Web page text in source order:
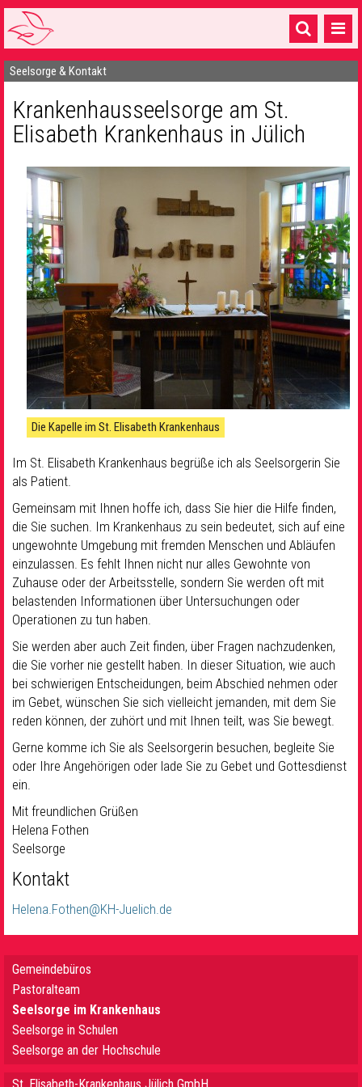
Startseite
1 Pfarrei
16 Gemeinden & mehr
Gottesdienste & Sinnsuche
Sakramente & Feste
Gemeinschaft & Soziales
Musik& Kultur
Seelsorge & Kontakt
Seelsorge & Kontakt
Krankenhausseelsorge am St.
Elisabeth Krankenhaus in Jülich
Die Kapelle im St. Elisabeth Krankenhaus
Im St. Elisabeth Krankenhaus begrüße ich als Seelsorgerin Sie
als Patient.
Gemeinsam mit Ihnen hoffe ich, dass Sie hier die Hilfe finden,
die Sie suchen. Im Krankenhaus zu sein bedeutet, sich auf eine
ungewohnte Umgebung mit fremden Menschen und Abläufen
einzulassen. Es fehlt Ihnen nicht nur alles Gewohnte von
Zuhause oder der Arbeitsstelle, sondern Sie werden oft mit
belastenden Informationen über Untersuchungen oder
Operationen zu tun haben.
Sie werden aber auch Zeit finden, über Fragen nachzudenken,
die Sie vorher nie gestellt haben. In dieser Situation, wie auch
bei schwierigen Entscheidungen, beim Abschied nehmen oder
im Gebet, wünschen Sie sich vielleicht jemanden, mit dem Sie
reden können, der zuhört und mit Ihnen teilt, was Sie bewegt.
Gerne komme ich Sie als Seelsorgerin besuchen, begleite Sie
oder Ihre Angehörigen oder lade Sie zu Gebet und Gottesdienst
ein.
Mit freundlichen Grüßen
Helena Fothen
Seelsorge
Kontakt
Helena.Fothen@KH-Juelich.de
Gemeindebüros
Pastoralteam
Seelsorge im Krankenhaus
Seelsorge in Schulen
Seelsorge an der Hochschule